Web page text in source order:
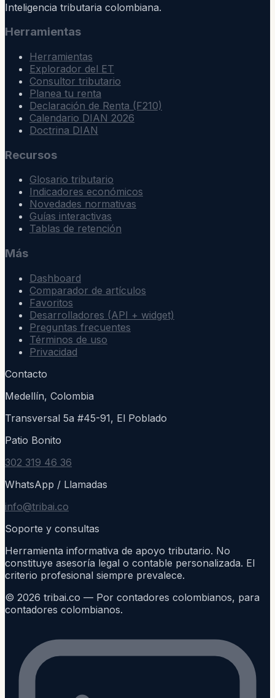
Inteligencia tributaria colombiana.
Herramientas
Herramientas
Explorador del ET
Consultor tributario
Planea tu renta
Declaración de Renta (F210)
Calendario DIAN 2026
Doctrina DIAN
Recursos
Glosario tributario
Indicadores económicos
Novedades normativas
Guías interactivas
Tablas de retención
Más
Dashboard
Comparador de artículos
Favoritos
Desarrolladores (API + widget)
Preguntas frecuentes
Términos de uso
Privacidad
Contacto
Medellín, Colombia
Transversal 5a #45-91, El Poblado
Patio Bonito
302 319 46 36
WhatsApp / Llamadas
info@tribai.co
Soporte y consultas
Herramienta informativa de apoyo tributario. No
constituye asesoría legal o contable personalizada. El
criterio profesional siempre prevalece.
© 2026 tribai.co — Por contadores colombianos, para
contadores colombianos.